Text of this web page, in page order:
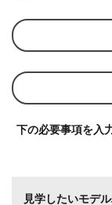
下の必要事項を入
見学したいモデ